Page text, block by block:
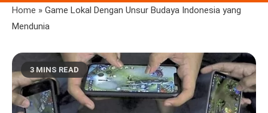
Home » Game Lokal Dengan Unsur Budaya Indonesia yang
Mendunia
3 MINS READ